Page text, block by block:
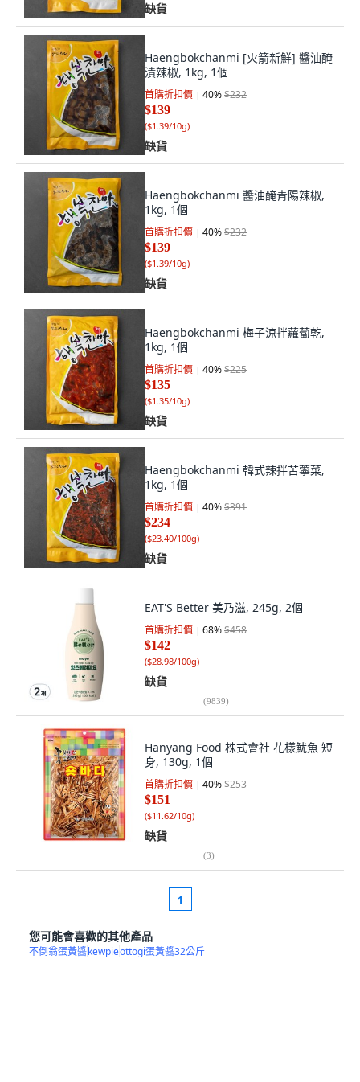
缺貨
Haengbokchanmi [火箭新鮮] 醬油醃
漬辣椒, 1kg, 1個
首購折扣價 40%$232
$139
($1.39/10g)
缺貨
Haengbokchanmi 醬油醃青陽辣椒,
1kg, 1個
首購折扣價 40%$232
$139
($1.39/10g)
缺貨
Haengbokchanmi 梅子涼拌蘿蔔乾,
1kg, 1個
首購折扣價 40%$225
$135
($1.35/10g)
缺貨
Haengbokchanmi 韓式辣拌苦薴菜,
1kg, 1個
首購折扣價 40%$391
$234
($23.40/100g)
缺貨
EAT'S Better 美乃滋, 245g, 2個
首購折扣價 68%$458
$142
($28.98/100g)
缺貨
(9839)
Hanyang Food 株式會社 花樣魷魚 短
身, 130g, 1個
首購折扣價 40%$253
$151
($11.62/10g)
缺貨
(3)
1
您可能會喜歡的其他產品
不倒翁蛋黃醬kewpieottogi蛋黃醬32公斤